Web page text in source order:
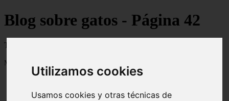
Utilizamos cookies
Usamos cookies y otras técnicas de
Blog sobre gatos - Página 42
Todo sobre gatos, nombres de gatos y razas de gatos
Mostrando 985 - 1008 de 2801 artículos